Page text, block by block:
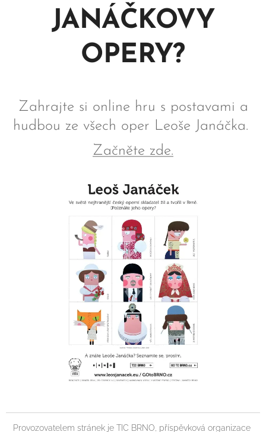
JANÁČKOVY
OPERY?
Zahrajte si online hru s postavami a
hudbou ze všech oper Leoše Janáčka.
Začněte zde.
Provozovatelem stránek je TIC BRNO, příspěvková organizace